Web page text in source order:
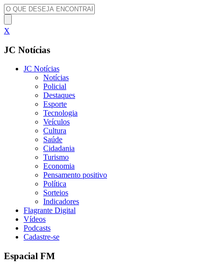
X
JC Notícias
JC Notícias
Notícias
Policial
Destaques
Esporte
Tecnologia
Veículos
Cultura
Saúde
Cidadania
Turismo
Economia
Pensamento positivo
Política
Sorteios
Indicadores
Flagrante Digital
Vídeos
Podcasts
Cadastre-se
Espacial FM